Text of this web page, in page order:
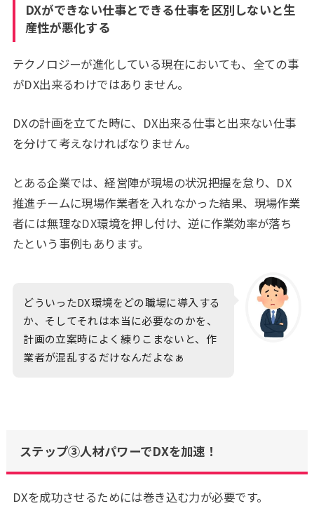
DXができない仕事とできる仕事を区別しないと生
産性が悪化する
テクノロジーが進化している現在においても、全ての事
がDX出来るわけではありません。
DXの計画を立てた時に、DX出来る仕事と出来ない仕事
を分けて考えなければなりません。
とある企業では、経営陣が現場の状況把握を怠り、DX
推進チームに現場作業者を入れなかった結果、現場作業
者には無理なDX環境を押し付け、逆に作業効率が落ち
たという事例もあります。
どういったDX環境をどの職場に導入する
か、そしてそれは本当に必要なのかを、
計画の立案時によく練りこまないと、作
業者が混乱するだけなんだよなぁ
ステップ③人材パワーでDXを加速！
DXを成功させるためには巻き込む力が必要です。